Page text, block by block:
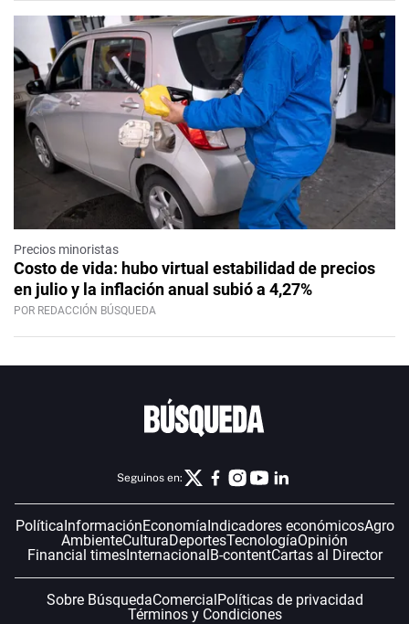
Precios minoristas
Costo de vida: hubo virtual estabilidad de precios
en julio y la inflación anual subió a 4,27%
POR REDACCIÓN BÚSQUEDA
Seguinos en:
PolíticaInformaciónEconomíaIndicadores económicosAgro
AmbienteCulturaDeportesTecnologíaOpinión
Financial timesInternacionalB-contentCartas al Director
Sobre BúsquedaComercialPolíticas de privacidad
Términos y Condiciones